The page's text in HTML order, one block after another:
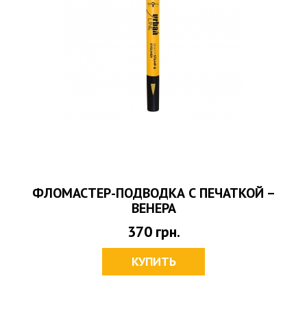
ФЛОМАСТЕР-ПОДВОДКА С ПЕЧАТКОЙ –
ВЕНЕРА
370 грн.
КУПИТЬ